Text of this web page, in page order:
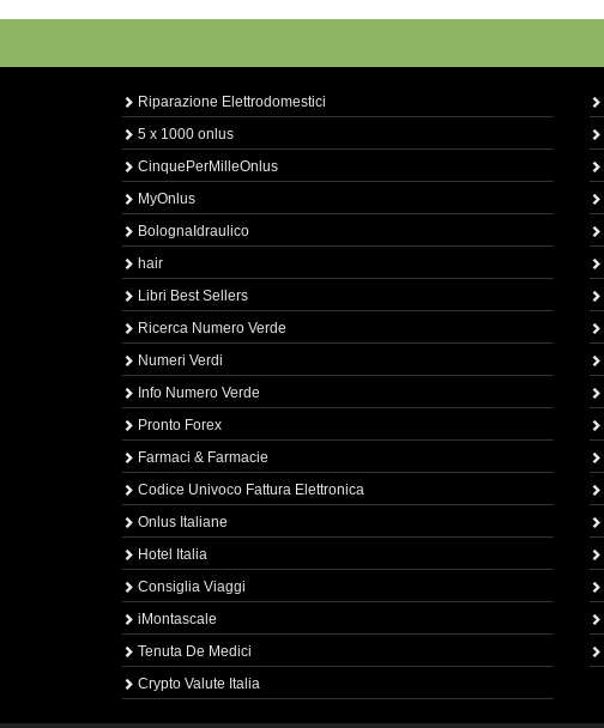
Riparazione Elettrodomestici
5 x 1000 onlus
CinquePerMilleOnlus
MyOnlus
BolognaIdraulico
hair
Libri Best Sellers
Ricerca Numero Verde
Numeri Verdi
Info Numero Verde
Pronto Forex
Farmaci & Farmacie
Codice Univoco Fattura Elettronica
Onlus Italiane
Hotel Italia
Consiglia Viaggi
iMontascale
Tenuta De Medici
Crypto Valute Italia